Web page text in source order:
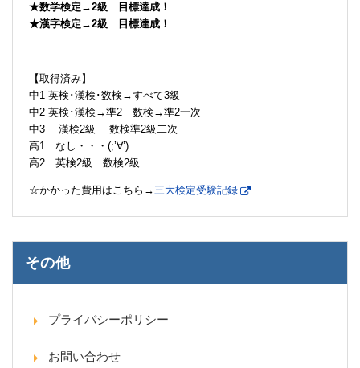
★数学検定→2級 目標達成！
★漢字検定→2級 目標達成！
【取得済み】
中1 英検･漢検･数検→すべて3級
中2 英検･漢検→準2 数検→準2一次
中3 漢検2級 数検準2級二次
高1 なし・・・(;’∀’)
高2 英検2級 数検2級
☆かかった費用はこちら→三大検定受験記録
その他
プライバシーポリシー
お問い合わせ